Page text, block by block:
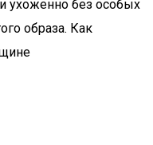
ухоженно без особых
образа. Как